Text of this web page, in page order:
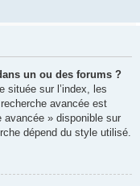
un ou des forums ?
située sur l’index, les
avancée est
» disponible sur
dépend du style utilisé.